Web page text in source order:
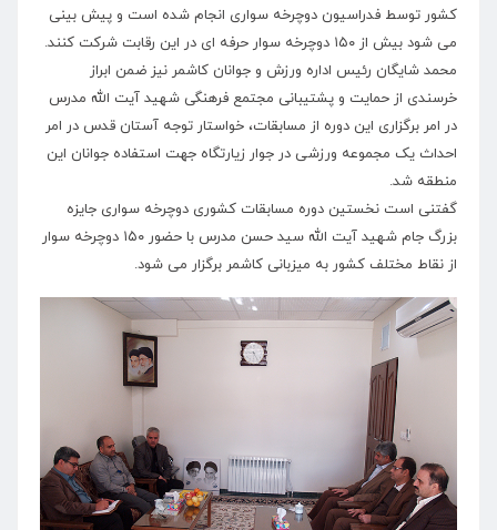
کشور توسط فدراسیون دوچرخه سواری انجام شده است و پیش بینی
می شود بیش از ۱۵۰ دوچرخه سوار حرفه ای در این رقابت شرکت کنند.
محمد شایگان رئیس اداره ورزش و جوانان کاشمر نیز ضمن ابراز
خرسندی از حمایت و پشتیبانی مجتمع فرهنگی شهید آیت الله مدرس
در امر برگزاری این دوره از مسابقات، خواستار توجه آستان قدس در امر
احداث یک مجموعه ورزشی در جوار زیارتگاه جهت استفاده جوانان این
منطقه شد.
گفتنی است نخستین دوره مسابقات کشوری دوچرخه سواری جایزه
بزرگ جام شهید آیت الله سید حسن مدرس با حضور ۱۵۰ دوچرخه سوار
از نقاط مختلف کشور به میزبانی کاشمر برگزار می شود.